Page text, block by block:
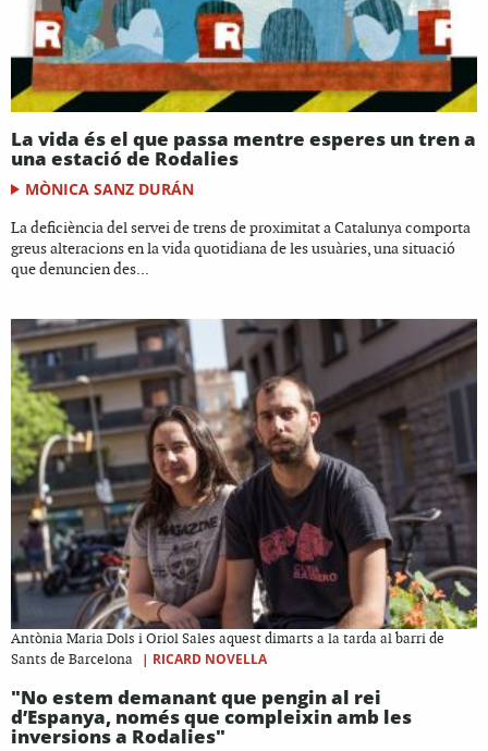
La vida és el que passa mentre esperes un tren a
una estació de Rodalies
MÒNICA SANZ DURÁN
La deficiència del servei de trens de proximitat a Catalunya comporta
greus alteracions en la vida quotidiana de les usuàries, una situació
que denuncien des...
Antònia Maria Dols i Oriol Sales aquest dimarts a la tarda al barri de
Sants de Barcelona
| RICARD NOVELLA
"No estem demanant que pengin al rei
d’Espanya, només que compleixin amb les
inversions a Rodalies"